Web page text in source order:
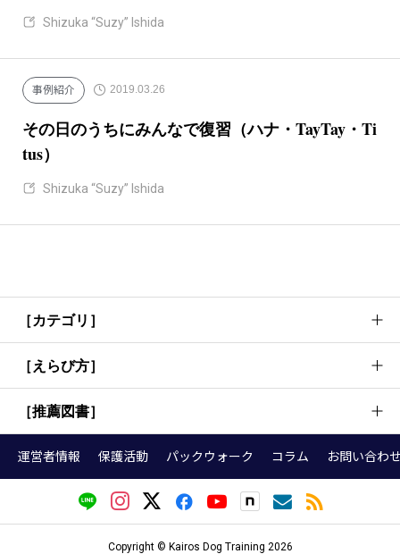
Shizuka “Suzy” Ishida
事例紹介 2019.03.26
その日のうちにみんなで復習（ハナ・TayTay・Ti
tus）
Shizuka “Suzy” Ishida
［カテゴリ］
犬のしつけ方法・考え方
お散歩
［えらび方］
首輪
［推薦図書］
『犬語図鑑』
『犬の頭がグングンよくなる育て方』
トレーナーが選ぶ犬の本（こころ編）
運営者情報 保護活動 パックウォーク コラム お問い合わ
Copyright © Kairos Dog Training 2026